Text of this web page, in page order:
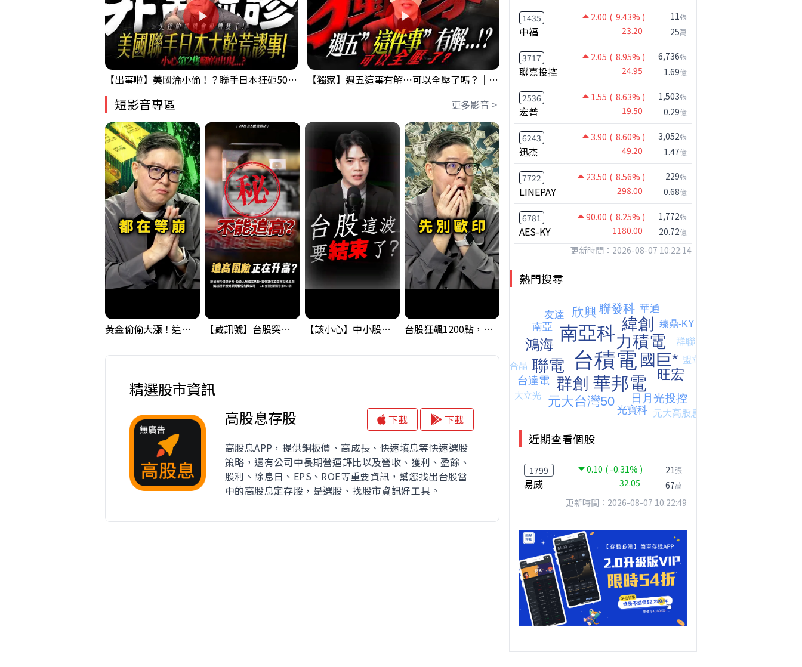
【出事啦】美國淪小偷！？聯手日本狂砸50億幹荒謬事！美元急殺黃金噴發，外資準備血洗台股！？｜ Mr.永年 李｜ 盤後講股 Mr.永年 李 2026 / 08 / 06 【獨家】週五這事有解⋯可以全壓了嗎？｜錢進大趨勢 Mr.智霖 陳 2026/08/06
短影音專區 更多影音 >
黃金偷偷大漲！這才是決定台股生死的「真風向球」！｜Mr.Jimmy高志銘 #黃金 #美元指數 #聯準會 【藏訊號】台股突破季線，週一我提醒了這個關鍵訊號 【該小心】中小股派對結束 ? 關鍵訊號都指向... 台股狂飆1200點，但還有兩關沒過｜Mr.Jimmy高志銘 #台股 #期貨 #加權指數 【我被黑了?】是真的聽不懂嗎...還是... #股票分析 #因果分析 撐台股的不是投信，是買ETF的你自己｜Mr.Jimmy高志銘 #ETF #投信買超 #台股
精選股市資訊
高股息存股
下載
下載
高股息APP，提供銅板價、高成長、快速填息等快速選股
策略，還有公司中長期營運評比以及營收、獲利、盈餘、
股利、除息日、EPS、ROE等重要資訊，幫您找出台股當
中的高股息定存股，是選股、找股市資訊好工具。
1435 2.00 ( 9.43% )
中福 23.20
11張
25萬
3717 2.05 ( 8.95% )
聯嘉投控 24.95
6,736張
1.69億
2536 1.55 ( 8.63% )
宏普 19.50
1,503張
0.29億
6243 3.90 ( 8.60% )
迅杰 49.20
3,052張
1.47億
7722 23.50 ( 8.56% )
LINEPAY 298.00
229張
0.68億
6781 90.00 ( 8.25% )
AES-KY 1180.00
1,772張
20.72億
更新時間：2026-08-07 10:22:14
熱門搜尋
近期查看個股
1799 0.10 ( -0.31% )
易威 32.05
21張
67萬
更新時間：2026-08-07 10:22:49